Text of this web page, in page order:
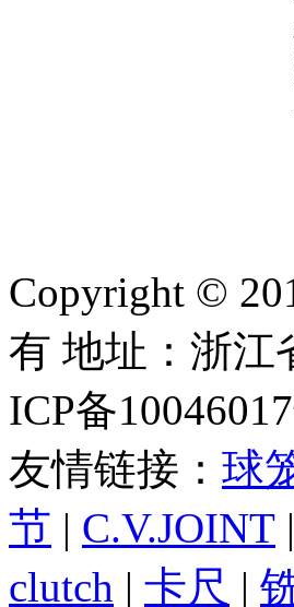
Copyright ©
有 地址：浙江
ICP备
友情链接： 球
节 | C.V.JOINT |
clutch | 卡尺 |